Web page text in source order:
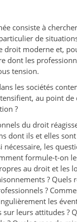
consiste à
de
droit moderne et,
dont les
tension.
les sociétés
au point
?
du droit
dont ils et elles sont
les
formule-t-on
au droit et les
? Quels
?
les
sur leurs attitudes ?